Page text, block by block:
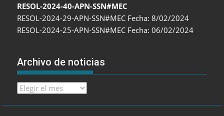
RESOL-2024-40-APN-SSN#MEC
RESOL-2024-29-APN-SSN#MEC Fecha: 8/02/2024
RESOL-2024-25-APN-SSN#MEC Fecha: 06/02/2024
Archivo de noticias
Archivo